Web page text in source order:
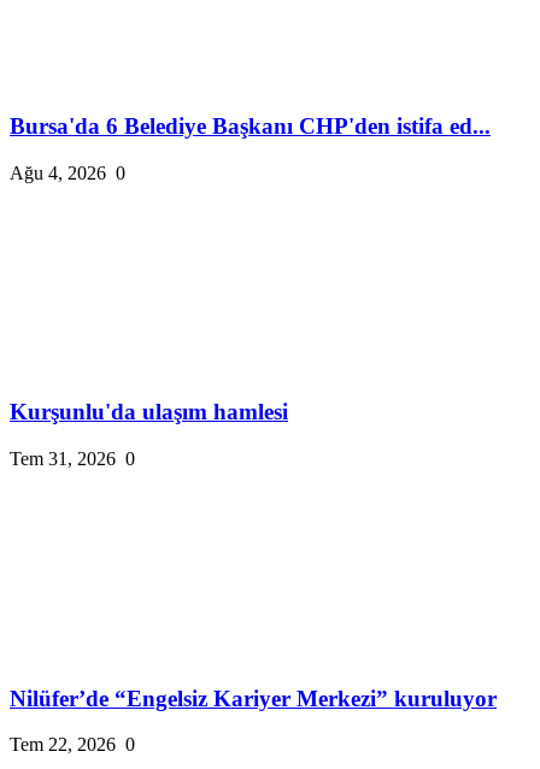
Bursa'da 6 Belediye Başkanı CHP'den istifa ed...
Ağu 4, 2026 0
Kurşunlu'da ulaşım hamlesi
Tem 31, 2026 0
Nilüfer’de “Engelsiz Kariyer Merkezi” kuruluyor
Tem 22, 2026 0